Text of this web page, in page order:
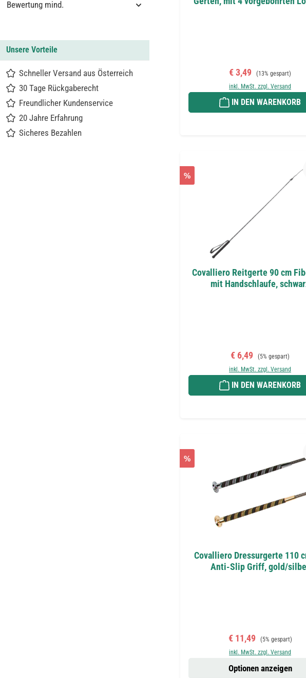
Bewertung mind.
Unsere Vorteile
Schneller Versand aus Österreich
30 Tage Rückgaberecht
Freundlicher Kundenservice
20 Jahre Erfahrung
Sicheres Bezahlen
Verkaufspreis:
€ 3,49 Regulärer Preis:
(13% gespart)
inkl. MwSt. zzgl. Versand
IN DEN WARENKORB
%
Covalliero Reitgerte 90 cm
mit Handschlaufe,
Verkaufspreis:
€ 6,49 Regulärer Preis:
(5% gespart)
inkl. MwSt. zzgl. Versand
IN DEN WARENKORB
%
Covalliero Dressurgerte 110
Anti-Slip Griff, gold/
Verkaufspreis:
€ 11,49 Regulärer Preis:
(5% gespart)
inkl. MwSt. zzgl. Versand
Optionen anzeigen